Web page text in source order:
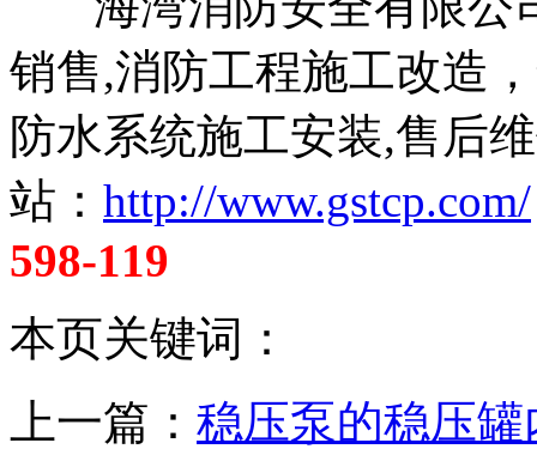
销售,消防工程施工改造
防水系统施工安装,售后
站： http://www.gstcp.com/
598-119
本页关键词：
上一篇： 稳压泵的稳压